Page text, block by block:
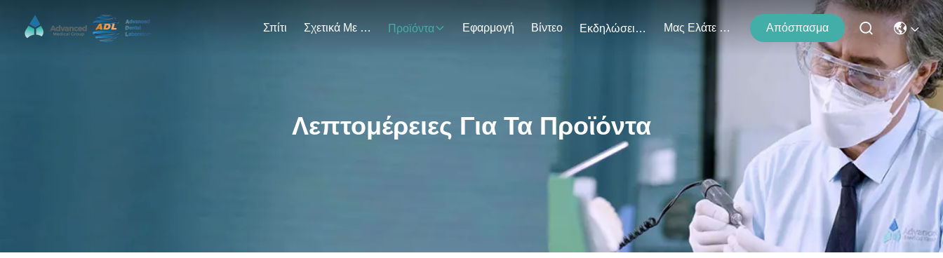
Σπίτι Σχετικά Με Εμάς Προϊόντα Εφαρμογή Βίντεο Εκδηλώσεις Μας Ελάτε Σε Επαφή Με Απόσπασμα
Λεπτομέρειες Για Τα Προϊόντα